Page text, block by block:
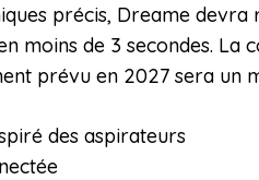
précis, Dreame
moins de 3 secondes.
prévu en 2027 sera
des aspirateurs